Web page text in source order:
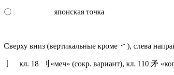
〇 японская точка
Сверху вниз (вертикальные кроме ㇀), слева
亅 кл. 18 刂«меч» (сокр. вариант), кл. 110 矛